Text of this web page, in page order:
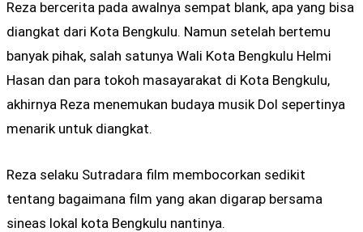
Reza bercerita pada awalnya sempat blank, apa yang bisa
diangkat dari Kota Bengkulu. Namun setelah bertemu
banyak pihak, salah satunya Wali Kota Bengkulu Helmi
Hasan dan para tokoh masayarakat di Kota Bengkulu,
akhirnya Reza menemukan budaya musik Dol sepertinya
menarik untuk diangkat.
Reza selaku Sutradara film membocorkan sedikit
tentang bagaimana film yang akan digarap bersama
sineas lokal kota Bengkulu nantinya.